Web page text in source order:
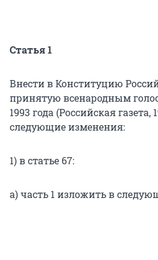
Статья 1
Внести в Конституцию
принятую всенародным
1993 года (Российская газета,
следующие изменения:
1) в статье 67:
а) часть 1 изложить в